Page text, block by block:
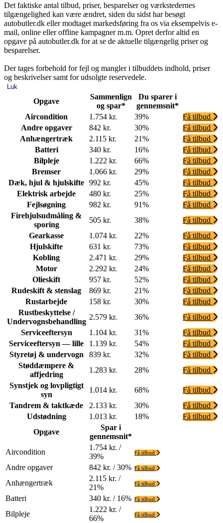
Det faktiske antal tilbud, priser, besparelser og værkstedernes
tilgængelighed kan være ændret, siden du sidst har besøgt
autobutler.dk eller modtaget markedsføring fra os via eksempelvis e-
mail, online eller offline kampagner m.m. Opret derfor altid en
opgave på autobutler.dk for at se de aktuelle tilgængelig priser og
besparelser.
Der tages forbehold for fejl og mangler i tilbuddets indhold, priser
og beskrivelser samt for udsolgte reservedele.
Luk
Opgave
Sammenlign
og spar*
Du sparer i
gennemsnit*
Aircondition
1.754 kr. 39%
Få tilbud
Andre opgaver
842 kr. 30%
Få tilbud
Anhængertræk
2.115 kr. 21%
Få tilbud
Batteri
340 kr. 16%
Få tilbud
Bilpleje
1.222 kr. 66%
Få tilbud
Bremser
1.066 kr. 29%
Få tilbud
Dæk, hjul & hjulskifte 992 kr. 45%
Få tilbud
Elektrisk arbejde
480 kr. 25%
Få tilbud
Fejlsøgning
982 kr. 91%
Få tilbud
Firehjulsudmåling &
sporing
505 kr. 38%
Få tilbud
Gearkasse
1.074 kr. 22%
Få tilbud
Hjulskifte
631 kr. 73%
Få tilbud
Kobling
2.471 kr. 29%
Få tilbud
Motor
2.292 kr. 24%
Få tilbud
Olieskift
957 kr. 52%
Få tilbud
Rudeskift & stenslag
869 kr. 21%
Få tilbud
Rustarbejde
158 kr. 30%
Få tilbud
Rustbeskyttelse /
Undervognsbehandling
2.579 kr. 36%
Få tilbud
Serviceeftersyn
1.104 kr. 31%
Få tilbud
Serviceeftersyn — lille
1.139 kr. 54%
Få tilbud
Styretøj & undervogn
839 kr. 32%
Få tilbud
Støddæmpere &
affjedring
1.283 kr. 28%
Få tilbud
Synstjek og lovpligtigt
syn
1.014 kr. 68%
Få tilbud
Tandrem & taktkæde
2.133 kr. 30%
Få tilbud
Udstødning
1.013 kr. 18%
Få tilbud
Opgave
Spar i
gennemsnit*
Aircondition
1.754 kr. /
39%
Få tilbud
Andre opgaver 842 kr. / 30% Få tilbud
Anhængertræk
2.115 kr. /
21%
Få tilbud
Batteri 340 kr. / 16% Få tilbud
Bilpleje
1.222 kr. /
66%
Få tilbud